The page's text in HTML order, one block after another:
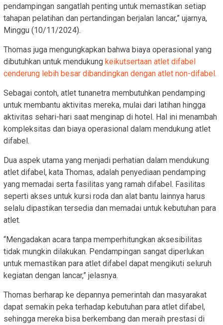
pendampingan sangatlah penting untuk memastikan setiap
tahapan pelatihan dan pertandingan berjalan lancar,” ujarnya,
Minggu (10/11/2024).
Thomas juga mengungkapkan bahwa biaya operasional yang
dibutuhkan untuk mendukung keikutsertaan atlet difabel
cenderung lebih besar dibandingkan dengan atlet non-difabel.
Sebagai contoh, atlet tunanetra membutuhkan pendamping
untuk membantu aktivitas mereka, mulai dari latihan hingga
aktivitas sehari-hari saat menginap di hotel. Hal ini menambah
kompleksitas dan biaya operasional dalam mendukung atlet
difabel.
Dua aspek utama yang menjadi perhatian dalam mendukung
atlet difabel, kata Thomas, adalah penyediaan pendamping
yang memadai serta fasilitas yang ramah difabel. Fasilitas
seperti akses untuk kursi roda dan alat bantu lainnya harus
selalu dipastikan tersedia dan memadai untuk kebutuhan para
atlet.
“Mengadakan acara tanpa memperhitungkan aksesibilitas
tidak mungkin dilakukan. Pendampingan sangat diperlukan
untuk memastikan para atlet difabel dapat mengikuti seluruh
kegiatan dengan lancar,” jelasnya.
Thomas berharap ke depannya pemerintah dan masyarakat
dapat semakin peka terhadap kebutuhan para atlet difabel,
sehingga mereka bisa berkembang dan meraih prestasi di